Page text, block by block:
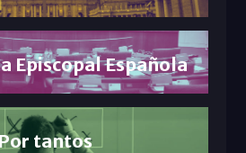
Episcopal Española
Por tantos